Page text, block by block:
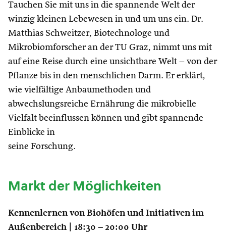
Tauchen Sie mit uns in die spannende Welt der
winzig kleinen Lebewesen in und um uns ein. Dr.
Matthias Schweitzer, Biotechnologe und
Mikrobiomforscher an der TU Graz, nimmt uns mit
auf eine Reise durch eine unsichtbare Welt – von der
Pflanze bis in den menschlichen Darm. Er erklärt,
wie vielfältige Anbaumethoden und
abwechslungsreiche Ernährung die mikrobielle
Vielfalt beeinflussen können und gibt spannende
Einblicke in
seine Forschung.
Markt der Möglichkeiten
Kennenlernen von Biohöfen und Initiativen im
Außenbereich | 18:30 – 20:00 Uhr